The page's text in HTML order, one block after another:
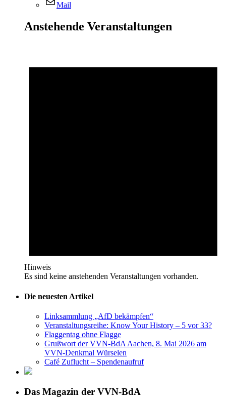
Mail
Anstehende Veranstaltungen
Hinweis
Es sind keine anstehenden Veranstaltungen vorhanden.
Die neuesten Artikel
Linksammlung „AfD bekämpfen“
Veranstaltungsreihe: Know Your History – 5 vor 33?
Flaggentag ohne Flagge
Grußwort der VVN-BdA Aachen, 8. Mai 2026 am
VVN-Denkmal Würselen
Café Zuflucht – Spendenaufruf
Das Magazin der VVN-BdA